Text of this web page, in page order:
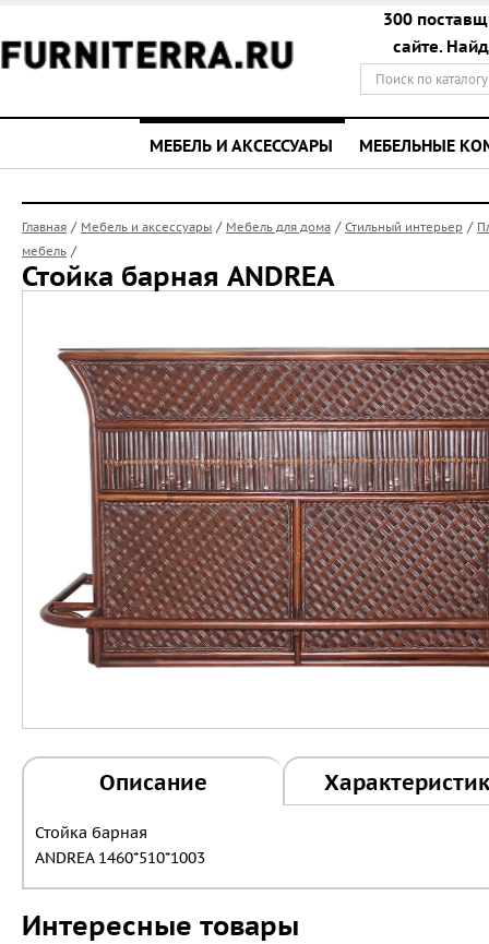
300
сайте.
МЕБЕЛЬ И АКСЕССУАРЫ МЕБЕЛЬНЫЕ
Главная / Мебель и аксессуары / Мебель для дома / Стильный интерьер /
мебель /
Стойка барная ANDREA
Описание
Стойка барная
ANDREA 1460*510*1003
Интересные товары